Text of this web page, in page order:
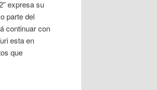
expresa su
parte del
continuar con
esta en
que